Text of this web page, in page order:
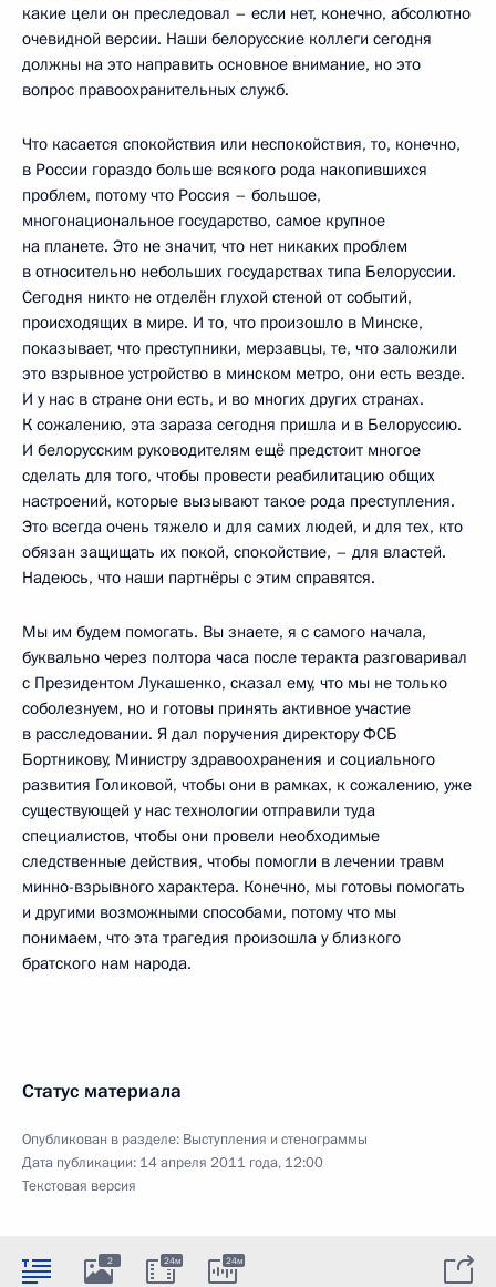
какие цели он преследовал – если нет, конечно, абсолютно
очевидной версии. Наши белорусские коллеги сегодня
должны на это направить основное внимание, но это
вопрос правоохранительных служб.
Что касается спокойствия или неспокойствия, то, конечно,
в России гораздо больше всякого рода накопившихся
проблем, потому что Россия – большое,
многонациональное государство, самое крупное
на планете. Это не значит, что нет никаких проблем
в относительно небольших государствах типа Белоруссии.
Сегодня никто не отделён глухой стеной от событий,
происходящих в мире. И то, что произошло в Минске,
показывает, что преступники, мерзавцы, те, что заложили
это взрывное устройство в минском метро, они есть везде.
И у нас в стране они есть, и во многих других странах.
К сожалению, эта зараза сегодня пришла и в Белоруссию.
И белорусским руководителям ещё предстоит многое
сделать для того, чтобы провести реабилитацию общих
настроений, которые вызывают такое рода преступления.
Это всегда очень тяжело и для самих людей, и для тех, кто
обязан защищать их покой, спокойствие, – для властей.
Надеюсь, что наши партнёры с этим справятся.
Мы им будем помогать. Вы знаете, я с самого начала,
буквально через полтора часа после теракта разговаривал
с Президентом Лукашенко, сказал ему, что мы не только
соболезнуем, но и готовы принять активное участие
в расследовании. Я дал поручения директору ФСБ
Бортникову, Министру здравоохранения и социального
развития Голиковой, чтобы они в рамках, к сожалению, уже
существующей у нас технологии отправили туда
специалистов, чтобы они провели необходимые
следственные действия, чтобы помогли в лечении травм
минно-взрывного характера. Конечно, мы готовы помогать
и другими возможными способами, потому что мы
понимаем, что эта трагедия произошла у близкого
братского нам народа.
Статус материала
Опубликован в разделе: Выступления и стенограммы
Дата публикации: 14 апреля 2011 года, 12:00
Текстовая версия
2 24м 24м